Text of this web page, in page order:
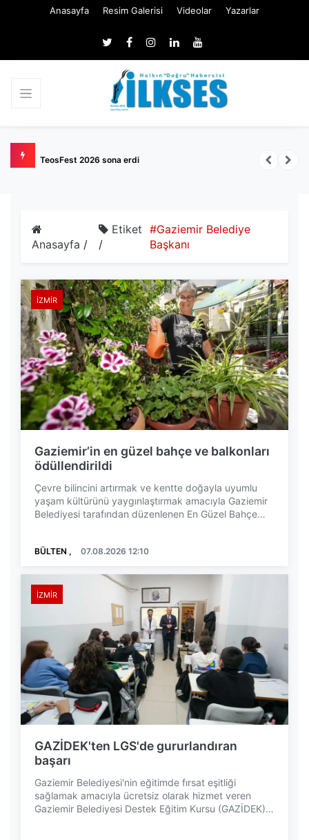
Anasayfa Resim Galerisi Videolar Yazarlar
TSE memur ve işçi alımı başlıyor: 129 kişilik kadro açıldı
Anasayfa /
Etiket
/
#Gaziemir Belediye
Başkanı
İZMIR
Gaziemir’in en güzel bahçe ve balkonları
ödüllendirildi
Çevre bilincini artırmak ve kentte doğayla uyumlu
yaşam kültürünü yaygınlaştırmak amacıyla Gaziemir
Belediyesi tarafından düzenlenen En Güzel Bahçe
BÜLTEN , 07.08.2026 12:10
İZMIR
GAZİDEK'ten LGS'de gururlandıran
başarı
Gaziemir Belediyesi'nin eğitimde fırsat eşitliği
sağlamak amacıyla ücretsiz olarak hizmet veren
Gaziemir Belediyesi Destek Eğitim Kursu (GAZİDEK),